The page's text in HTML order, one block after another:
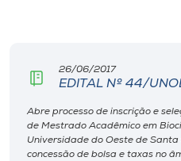
Editora
Rádio
26/06/2017
EDITAL Nº 44/
Abre processo de inscrição e
de Mestrado Acadêmico em
Universidade do Oeste de
concessão de bolsa e taxas no